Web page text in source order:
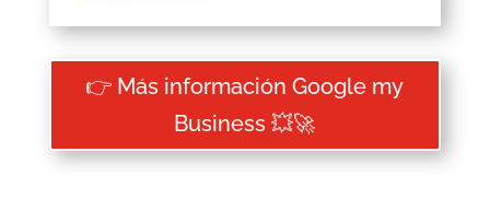
👉 Más información Google my
Business 💥🚀